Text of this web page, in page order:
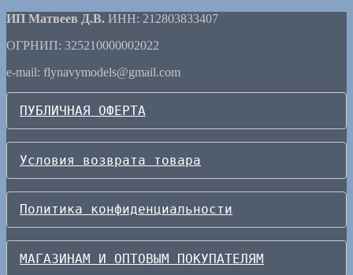
ИП Матвеев Д.В. ИНН: 212803833407
ОГРНИП: 325210000002022
e-mail: flynavymodels@gmail.com
ПУБЛИЧНАЯ ОФЕРТА
Условия возврата товара
Политика конфиденциальности
МАГАЗИНАМ И ОПТОВЫМ ПОКУПАТЕЛЯМ